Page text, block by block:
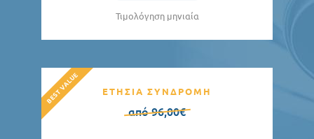
Τιμολόγηση μηνιαία
ΕΤΗΣΙΑ ΣΥΝΔΡΟΜΗ
από 96,00€